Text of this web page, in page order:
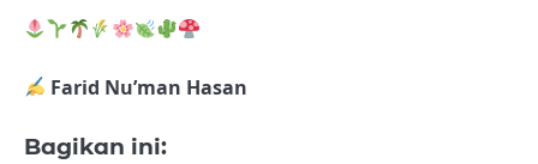
Farid Nu’man Hasan
Bagikan ini: